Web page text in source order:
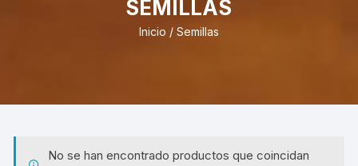
SEMILLAS
Inicio / Semillas
No se han encontrado productos que coincidan